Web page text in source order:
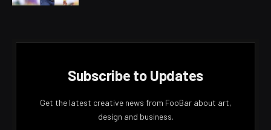
තමා ආණ්ඩු පක්ෂ මන්ත්‍රී කණ්ඩායම් රැස්වීමට සහභාගිවී
ප්‍රතිපාදන සම්බන්ධයෙන් ඇතිවූ බහින් බස්වීමකින් අනතුරුව
ඔහු තමාට මෙසේ පහර දුන් බව ද රාජපක්ෂ මහතාගේ කට
උත්තරයේ සඳහන් වේ.
පාදයේ පැය හතරක ශල්‍යකර්මයෙන් පසු දැඩි සත්කාරයකට